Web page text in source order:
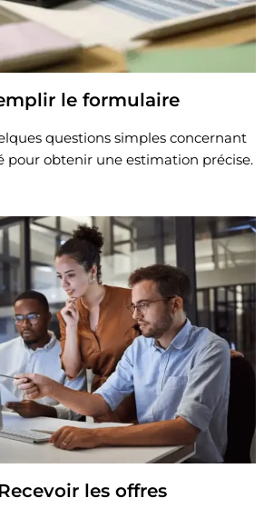
le formulaire
questions simples concernant
pour obtenir une estimation précise.
les offres